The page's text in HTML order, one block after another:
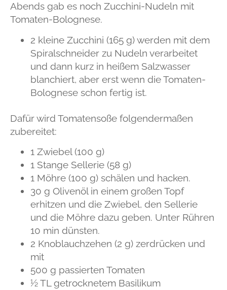
Abends gab es noch Zucchini-Nudeln mit
Tomaten-Bolognese.
2 kleine Zucchini (165 g)werden mit dem
Spiralschneider zu Nudeln verarbeitet
und dann kurz in heißem Salzwasser
blanchiert, aber erst wenn die Tomaten-
Bolognese schon fertig ist.
Dafür wird Tomatensoße folgendermaßen
zubereitet:
1 Zwiebel (100 g)
1 Stange Sellerie (58 g)
1 Möhre (100 g) schälen und hacken.
30 g Olivenöl in einem großen Topf
erhitzen und die Zwiebel, den Sellerie
und die Möhre dazu geben. Unter Rühren
10 min dünsten.
2 Knoblauchzehen (2 g) zerdrücken und
mit
500 g passierten Tomaten
½ TL getrocknetem Basilikum